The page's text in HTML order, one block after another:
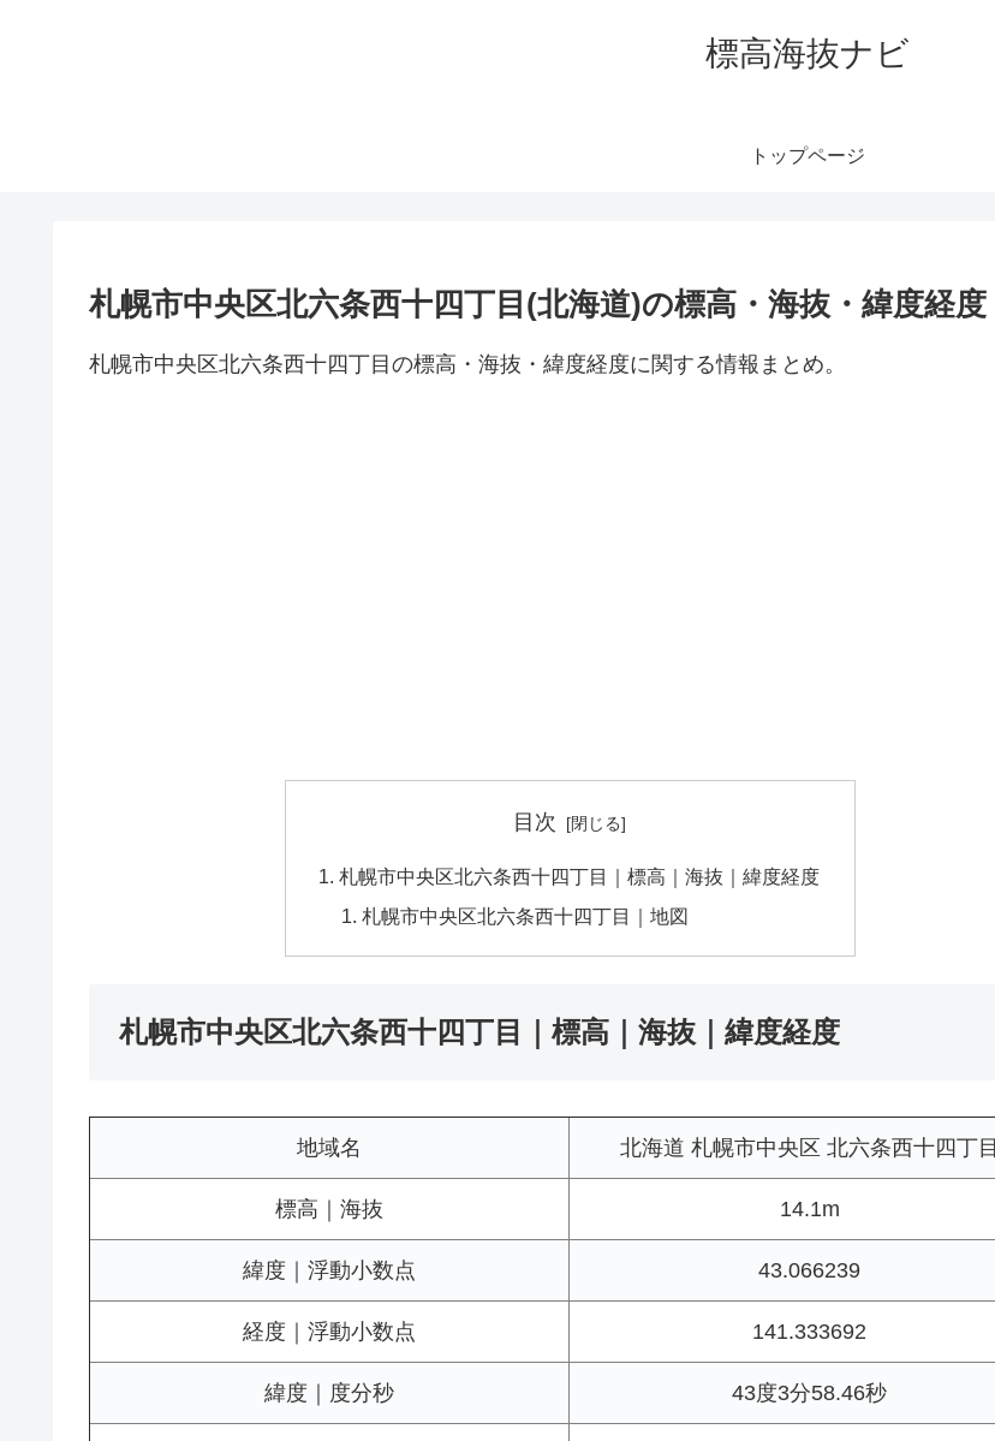
標高海抜ナビ
トップページ
札幌市中央区北六条西十四丁目(北海道)の標高・海抜・緯度経度
札幌市中央区北六条西十四丁目の標高・海抜・緯度経度に関する情報まとめ。
目次
札幌市中央区北六条西十四丁目｜標高｜海抜｜緯度経度
札幌市中央区北六条西十四丁目｜地図
札幌市中央区北六条西十四丁目｜標高｜海抜｜緯度経度
地域名 北海道 札幌市中央区 北六条西十四丁目
標高｜海抜 14.1m
緯度｜浮動小数点 43.066239
経度｜浮動小数点 141.333692
緯度｜度分秒 43度3分58.46秒